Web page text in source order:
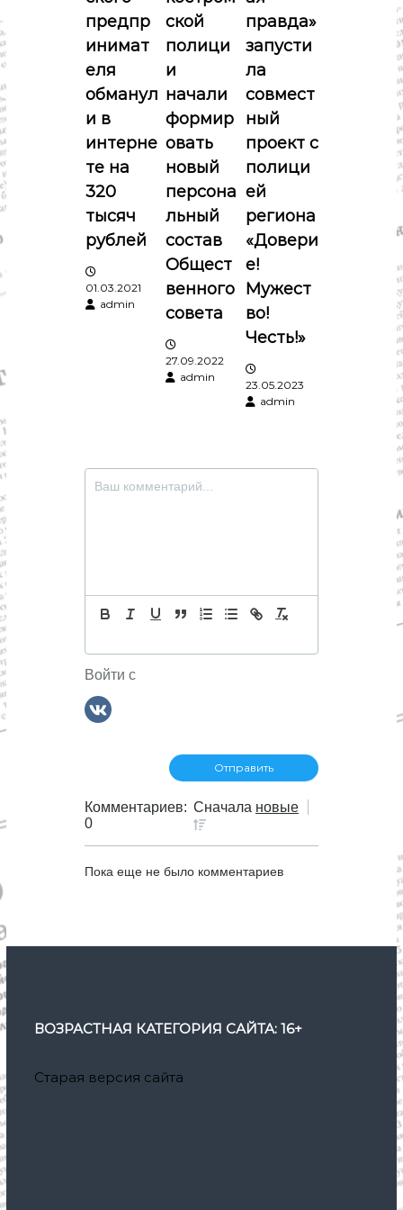
п
о
з
а
п
и
с
я
предпр
инимат
еля
обманул
и в
интерне
те на
320
тысяч
рублей
01.03.2021
admin
ской
полици
и
начали
формир
овать
новый
персона
льный
состав
Общест
венного
совета
27.09.2022
admin
правда»
запусти
ла
совмест
ный
проект с
полици
ей
региона
«Довери
е!
Мужест
во!
Честь!»
23.05.2023
admin
Войти с
Комментариев:
0
Сначала новые
Пока еще не было комментариев
ВОЗРАСТНАЯ КАТЕГОРИЯ САЙТА: 16+
Старая версия сайта